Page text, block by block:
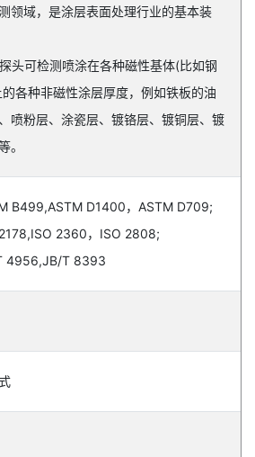
领域，是涂层表面处理行业的基本装
头可检测喷涂在各种磁性基体(比如钢
各种非磁性涂层厚度，例如铁板的油
喷粉层、涂瓷层、镀铬层、镀铜层、镀
。
B499,ASTM D1400，ASTM D709;
2360，ISO 2808;
4956,JB/T 8393